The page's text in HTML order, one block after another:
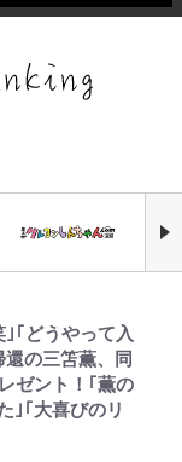
｢どうやって入
の三笘薫、同
ゼント！｢薫の
｣｢大喜びのリ
第1回
のり・その2
ジュースだゾ
ける」魚だっ
て釣りあげる
リジナリティ＆
」第1子妊娠中
ゴリヒール着用
リ衣装にも意見
桜里が語る誹謗
ない」切り抜
今語る「保育園
の記憶に残る
慄シーン 小さ
のに「見た目か
前に妊娠しま
役令嬢です
うです~ 第1話
自分の最強に